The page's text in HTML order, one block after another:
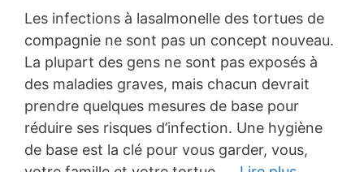
Les infections à lasalmonelle des tortues de
compagnie ne sont pas un concept nouveau.
La plupart des gens ne sont pas exposés à
des maladies graves, mais chacun devrait
prendre quelques mesures de base pour
réduire ses risques d’infection. Une hygiène
de base est la clé pour vous garder, vous,